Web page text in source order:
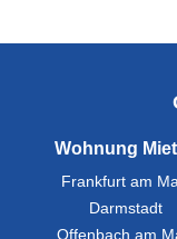
Wohnung
Frankfurt am
Darmstadt
Offenbach am